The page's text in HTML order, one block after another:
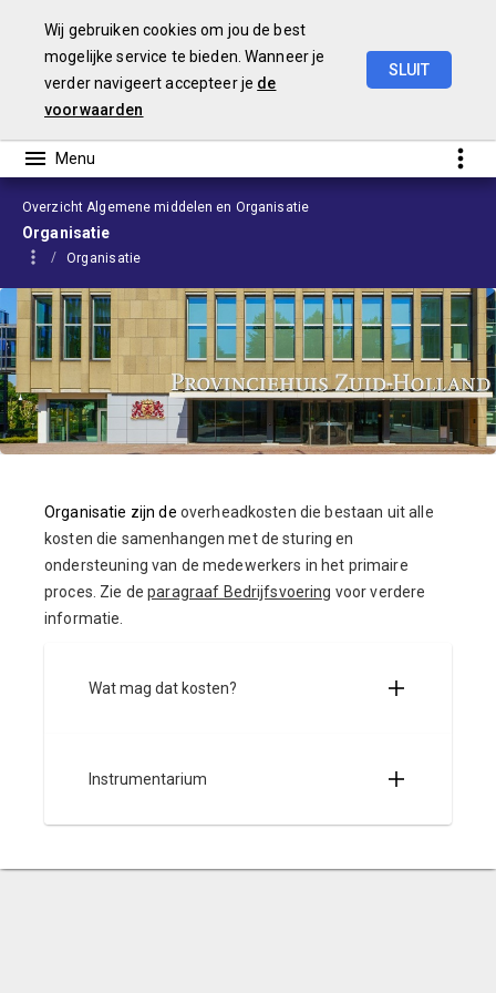
Wij gebruiken cookies om jou de best
mogelijke service te bieden. Wanneer je
verder navigeert accepteer je de
voorwaarden
SLUIT
Overzicht Algemene middelen en Organisatie
Organisatie
Organisatie
Organisatie zijn de overheadkosten die bestaan uit alle
kosten die samenhangen met de sturing en
ondersteuning van de medewerkers in het primaire
proces. Zie deparagraaf Bedrijfsvoering voor verdere
informatie.
Wat mag dat kosten?
Instrumentarium